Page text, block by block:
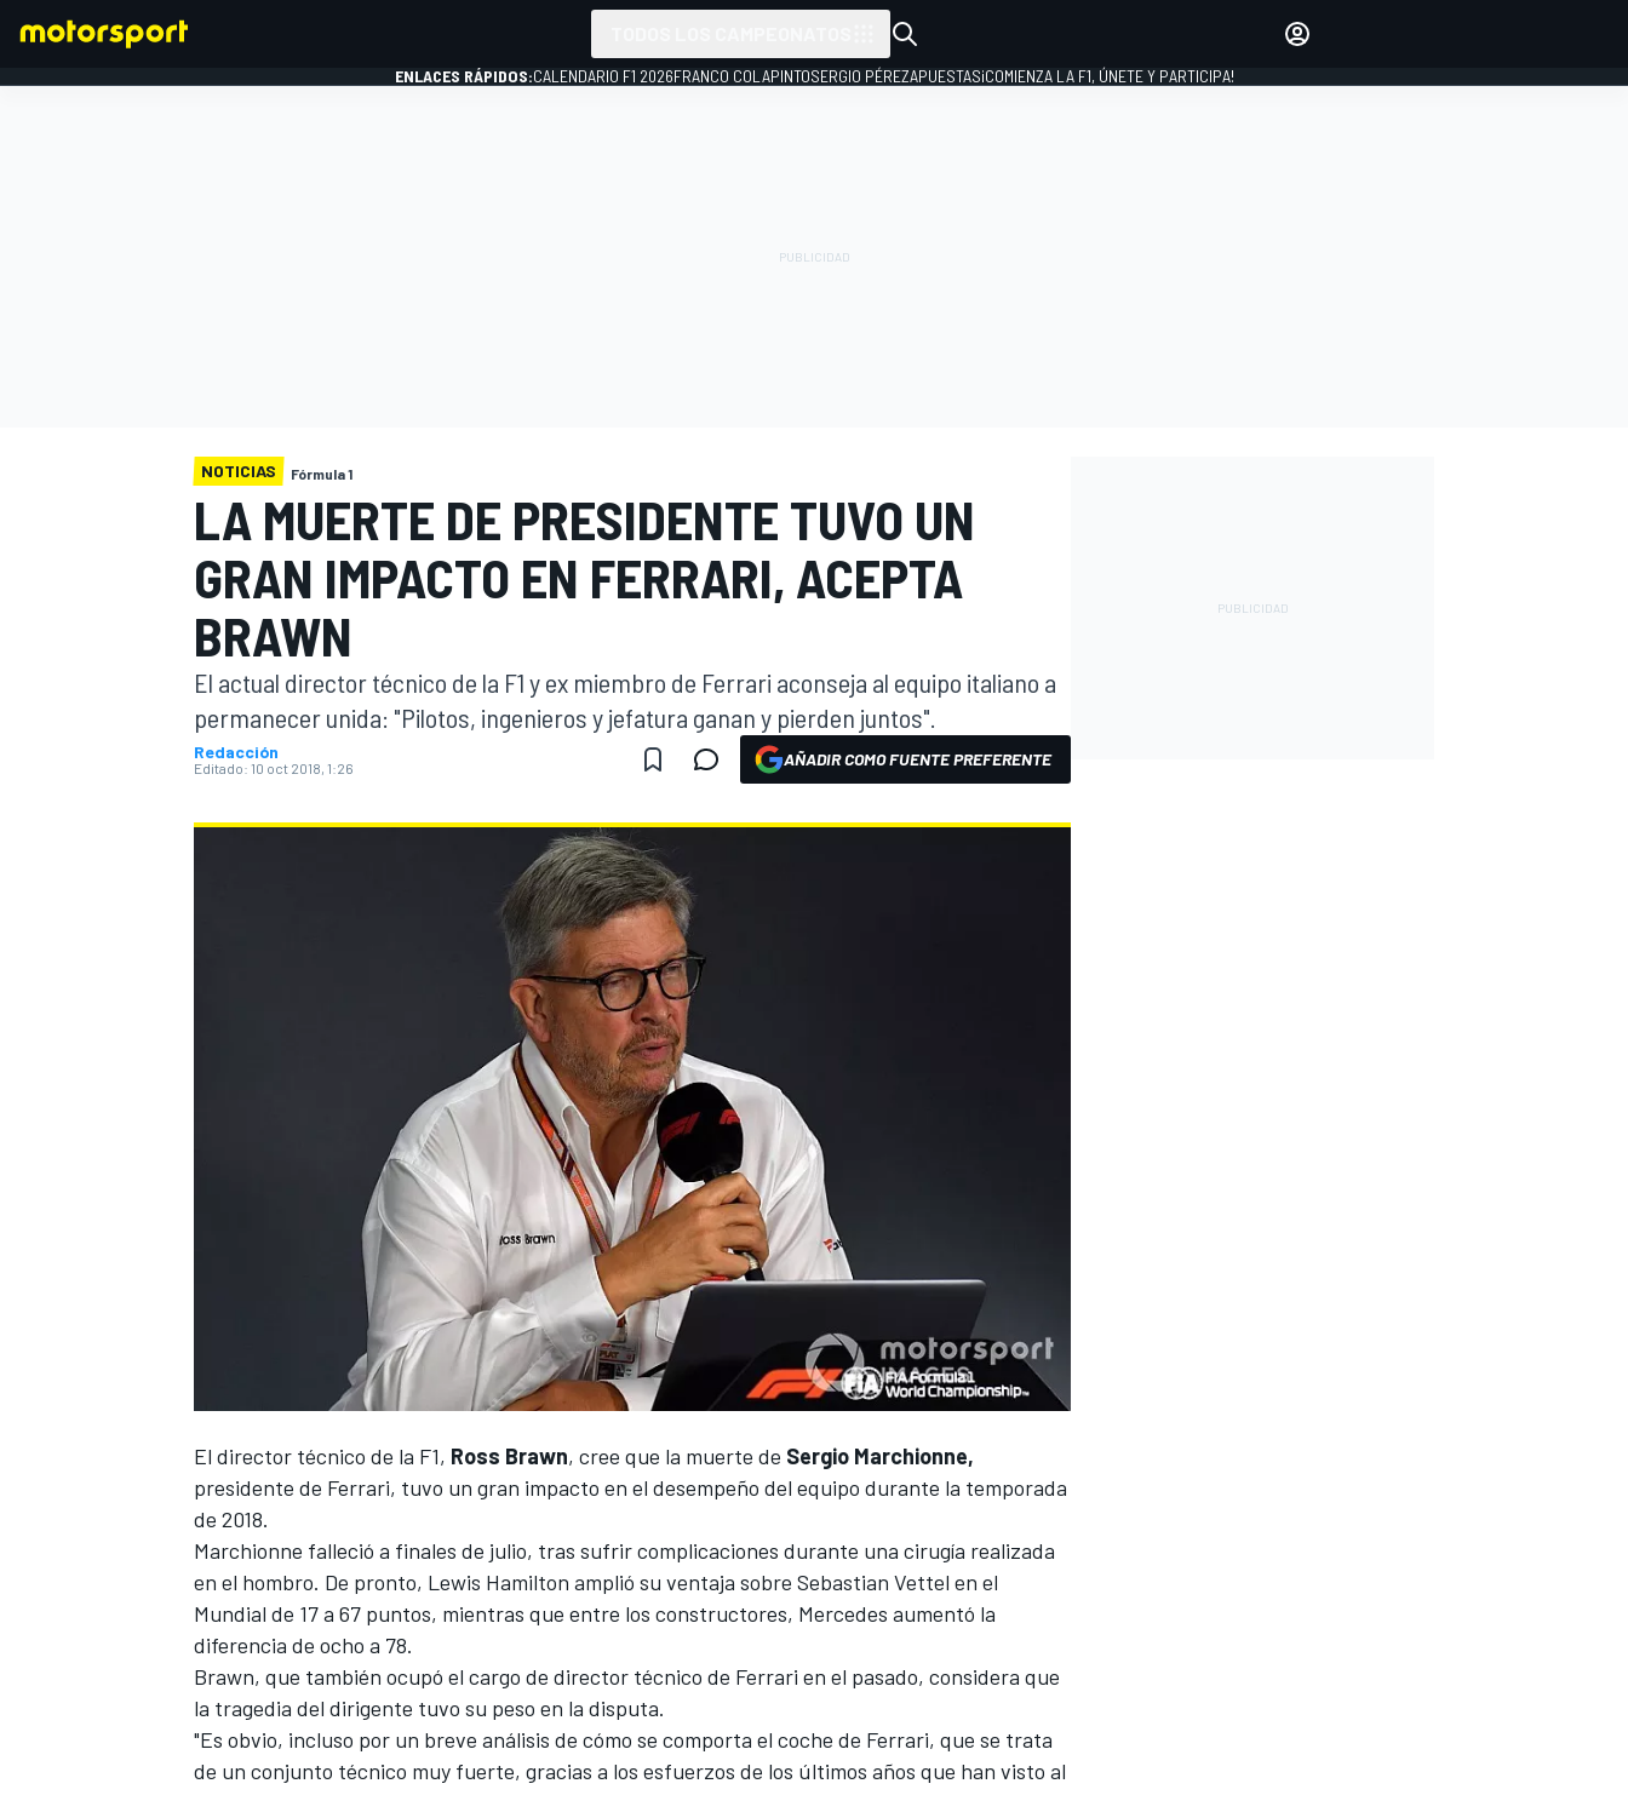
INDYCAR
FÓRMULA E
INICIAR SESIÓN
ENLACES RÁPIDOS:CALENDARIO F1 2026FRANCO COLAPINTOSERGIO PÉREZAPUESTAS¡COMIENZA LA F1, ÚNETE Y PARTICIPA!
NOTICIAS Fórmula 1
LA MUERTE DE PRESIDENTE TUVO UN
GRAN IMPACTO EN FERRARI, ACEPTA
BRAWN
El actual director técnico de la F1 y ex miembro de Ferrari aconseja al equipo italiano a
permanecer unida: "Pilotos, ingenieros y jefatura ganan y pierden juntos".
Redacción
Editado: 10 oct 2018, 1:26 AÑADIR COMO FUENTE PREFERENTE
El director técnico de la F1, Ross Brawn, cree que la muerte de Sergio Marchionne,
presidente de Ferrari, tuvo un gran impacto en el desempeño del equipo durante la temporada
de 2018.
Marchionne falleció a finales de julio, tras sufrir complicaciones durante una cirugía realizada
en el hombro. De pronto, Lewis Hamilton amplió su ventaja sobre Sebastian Vettel en el
Mundial de 17 a 67 puntos, mientras que entre los constructores, Mercedes aumentó la
diferencia de ocho a 78.
Brawn, que también ocupó el cargo de director técnico de Ferrari en el pasado, considera que
la tragedia del dirigente tuvo su peso en la disputa.
"Es obvio, incluso por un breve análisis de cómo se comporta el coche de Ferrari, que se trata
de un conjunto técnico muy fuerte, gracias a los esfuerzos de los últimos años que han visto al